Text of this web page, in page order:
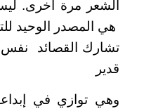
الشعر مرة أخرى.
هي المصدر الوحيد
تشارك القصائد
قدير
وهي توازي في